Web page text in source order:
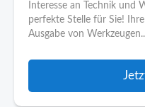
Interesse an Technik und
perfekte Stelle für Sie!
Ausgabe von